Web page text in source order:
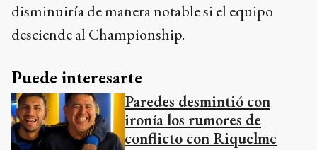
disminuiría de manera notable si el equipo
desciende al Championship.
Puede interesarte
Paredes desmintió con
ironía los rumores de
conflicto con Riquelme